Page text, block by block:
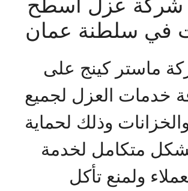
في سلطنة عمان
ماستر كينج على
خدمات العزل لجميع
وذلك لحماية
متكامل لخدمة
ولمنع تأكل